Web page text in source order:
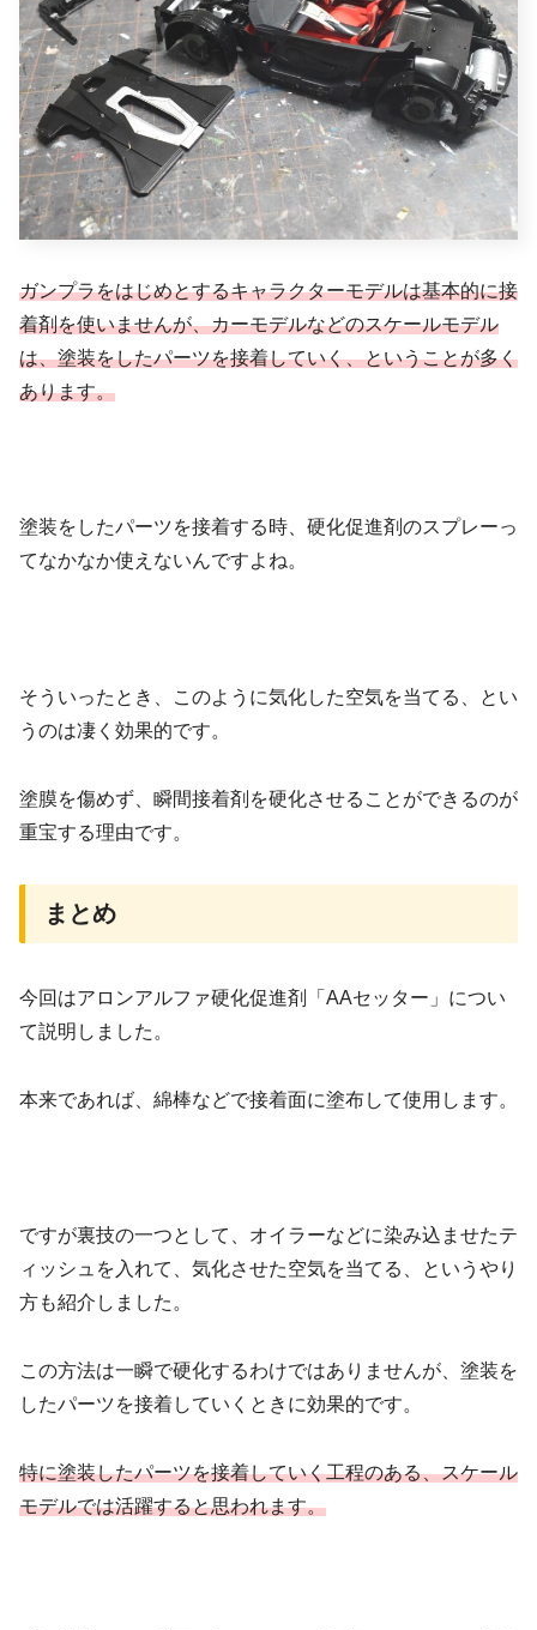
ガンプラをはじめとするキャラクターモデルは基本的に接
着剤を使いませんが、カーモデルなどのスケールモデル
は、塗装をしたパーツを接着していく、ということが多く
あります。
塗装をしたパーツを接着する時、硬化促進剤のスプレーっ
てなかなか使えないんですよね。
そういったとき、このように気化した空気を当てる、とい
うのは凄く効果的です。
塗膜を傷めず、瞬間接着剤を硬化させることができるのが
重宝する理由です。
まとめ
今回はアロンアルファ硬化促進剤「AAセッター」につい
て説明しました。
本来であれば、綿棒などで接着面に塗布して使用します。
ですが裏技の一つとして、オイラーなどに染み込ませたテ
ィッシュを入れて、気化させた空気を当てる、というやり
方も紹介しました。
この方法は一瞬で硬化するわけではありませんが、塗装を
したパーツを接着していくときに効果的です。
特に塗装したパーツを接着していく工程のある、スケール
モデルでは活躍すると思われます。